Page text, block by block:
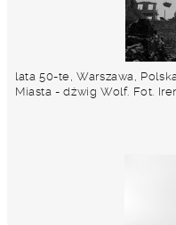
lata 50-te, Warszawa,
Miasta - dźwig Wolf. Fot.